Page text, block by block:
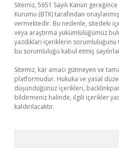
Sitemiz, 5651 Sayılı Kanun
Kurumu (BTK) tarafından
vermektedir. Bu nedenle, sitedeki
veya araştırma yükümlülüğümüz
yazdıkları içeriklerin
bu sorumluluğu kabul etmiş
Sitemiz, kar amacı gütmeyen ve
platformudur. Hukuka ve yasal
düşündüğünüz içerikleri,
bildirmeniz halinde, ilgili içerikler
kaldırılacaktır.